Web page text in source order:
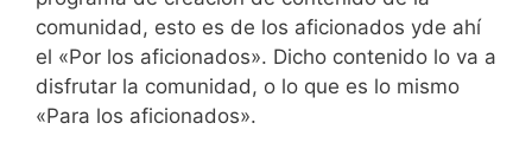
comunidad, esto es de los aficionados yde ahí
el «Por los aficionados». Dicho contenido lo va a
disfrutar la comunidad, o lo que es lo mismo
«Para los aficionados».